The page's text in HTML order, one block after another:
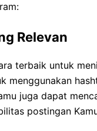
Relevan
terbaik untuk
menggunakan
juga dapat
postingan